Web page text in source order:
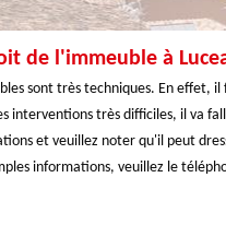
de l'immeuble à
sont très techniques. En effet,
très difficiles, il va
et veuillez noter qu'il peut
informations, veuillez le